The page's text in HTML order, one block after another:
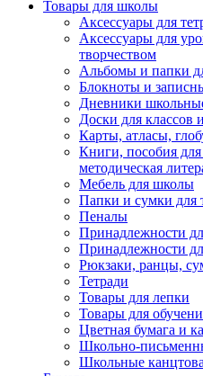
Товары для школы
Аксессуары для
Аксессуары для
творчеством
Альбомы и папки
Блокноты и
Дневники
Доски для классов
Карты, атласы,
Книги, пособия
методическая
Мебель для школы
Папки и сумки для
Пеналы
Принадлежности
Принадлежности
Рюкзаки, ранцы,
Тетради
Товары для лепки
Товары для
Цветная бумага и
Школьно-
Школьные